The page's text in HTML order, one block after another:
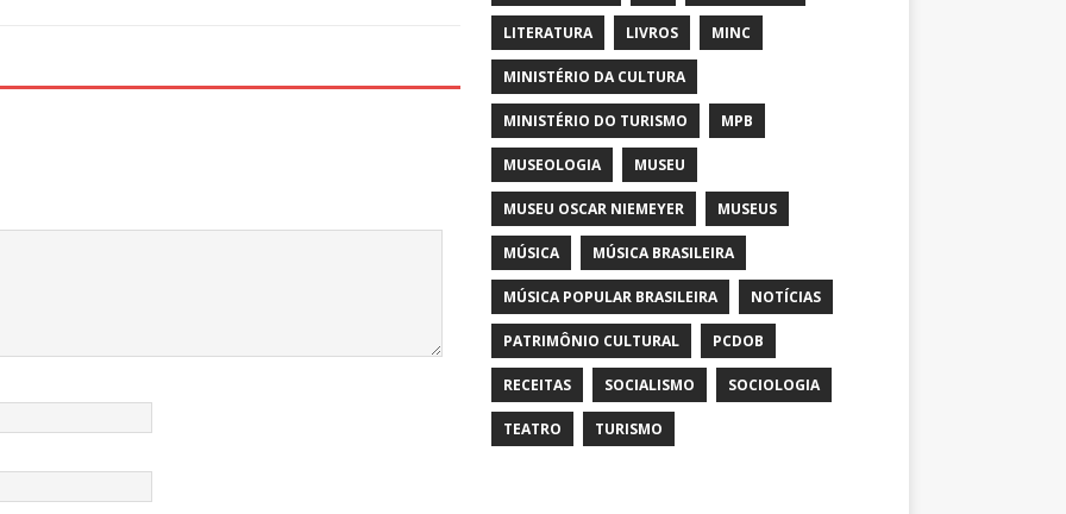
LITERATURA LIVROS MINC
MINISTÉRIO DA CULTURA
MINISTÉRIO DO TURISMO MPB
MUSEOLOGIA MUSEU
MUSEU OSCAR NIEMEYER MUSEUS
MÚSICA MÚSICA BRASILEIRA
MÚSICA POPULAR BRASILEIRA NOTÍCIAS
PATRIMÔNIO CULTURAL PCDOB
RECEITAS SOCIALISMO SOCIOLOGIA
TEATRO TURISMO